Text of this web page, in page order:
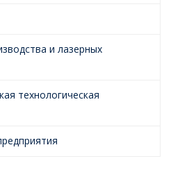
и лазерных
технологическая